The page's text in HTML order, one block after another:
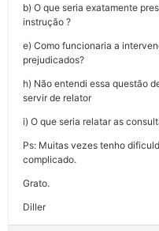
b) O que seria exatamente
instrução ?
e) Como funcionaria a
prejudicados?
h) Não entendi essa questão
servir de relator
i) O que seria relatar as
Ps: Muitas vezes tenho
complicado.
Grato.
Diller